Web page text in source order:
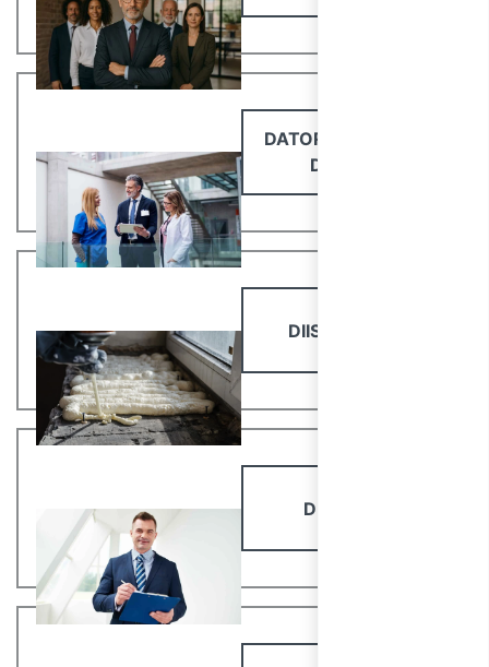
DATORI DI LAVORO
DL-RSPP
DIISOCIANATI
DIRIGENTI